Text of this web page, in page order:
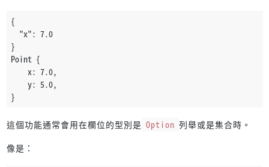
{
  "x": 7.0
}
Point {
    x: 7.0,
    y: 5.0,
}
這個功能通常會用在欄位的型別是 Option 列舉或是集合時。
像是：